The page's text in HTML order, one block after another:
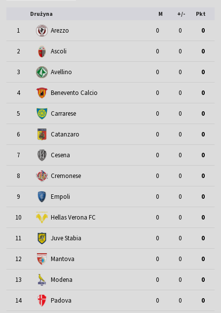
Drużyna M +/- Pkt
1 Arezzo 0 0 0
2 Ascoli 0 0 0
3 Avellino 0 0 0
4 Benevento Calcio 0 0 0
5 Carrarese 0 0 0
6 Catanzaro 0 0 0
7 Cesena 0 0 0
8 Cremonese 0 0 0
9 Empoli 0 0 0
10 Hellas Verona FC 0 0 0
11 Juve Stabia 0 0 0
12 Mantova 0 0 0
13 Modena 0 0 0
14 Padova 0 0 0